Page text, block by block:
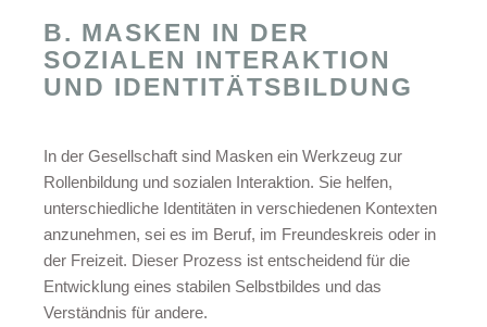
B. MASKEN IN DER
SOZIALEN INTERAKTION
UND IDENTITÄTSBILDUNG
In der Gesellschaft sind Masken ein Werkzeug zur
Rollenbildung und sozialen Interaktion. Sie helfen,
unterschiedliche Identitäten in verschiedenen Kontexten
anzunehmen, sei es im Beruf, im Freundeskreis oder in
der Freizeit. Dieser Prozess ist entscheidend für die
Entwicklung eines stabilen Selbstbildes und das
Verständnis für andere.